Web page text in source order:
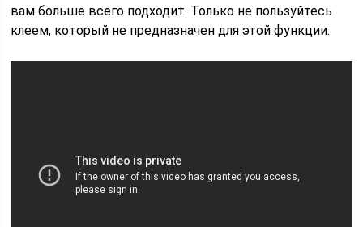
вам больше всего подходит. Только не пользуйтесь
клеем, который не предназначен для этой функции.